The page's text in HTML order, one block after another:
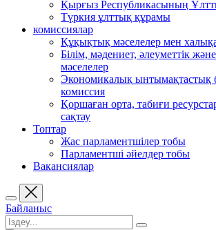
Қырғыз Республикасының
Түркия ұлттық құрамы
комиссиялар
Құқықтық мәселелер мен
Білім, мәдениет, әлеуметтік
мәселелер
Экономикалық ынтымақтастық
комиссия
Қоршаған орта, табиғи
сақтау
Топтар
Жас парламентшілер тобы
Парламентші әйелдер тобы
Вакансиялар
Байланыс